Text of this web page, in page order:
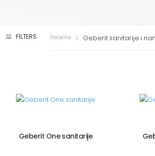
FILTERS Početna Geberit sanitarije i
Geberit One sanitarije